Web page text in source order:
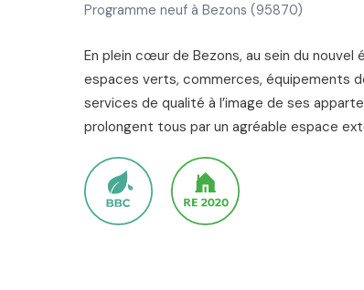
Programme neuf à Bezons (95870)
En plein cœur de Bezons, au sein du
espaces verts, commerces, équipements
services de qualité à l’image de ses
prolongent tous par un agréable espace